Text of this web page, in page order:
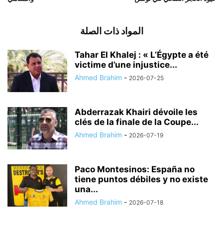
المواد ذات الصلة
Tahar El Khalej : « L’Égypte a été
victime d’une injustice...
Ahmed Brahim - 2026-07-25
Abderrazak Khairi dévoile les
clés de la finale de la Coupe...
Ahmed Brahim - 2026-07-19
Paco Montesinos: España no
tiene puntos débiles y no existe
una...
Ahmed Brahim - 2026-07-18